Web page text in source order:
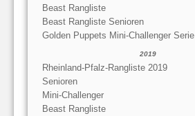
Beast Rangliste
Beast Rangliste Senioren
Golden Puppets Mini-Challenger Serie
2019
Rheinland-Pfalz-Rangliste 2019
Senioren
Mini-Challenger
Beast Rangliste